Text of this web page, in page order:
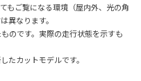
もご覧になる環境（屋内外、光の角
異なります。
のです。実際の走行状態を示すも
たカットモデルです。